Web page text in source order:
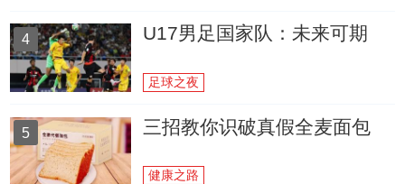
4 U17男足国家队：未来可期
足球之夜
5 三招教你识破真假全麦面包
健康之路